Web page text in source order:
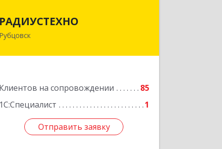
РАДИУСТЕХНО
Рубцовск
Клиентов на сопровождении
85
1С:Специалист
1
Отправить заявку
658225, Алтайский край, Рубцовск г,
Отправить заявку